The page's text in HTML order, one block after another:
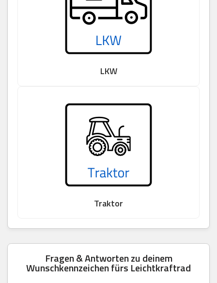
LKW
Traktor
Fragen & Antworten zu deinem
Wunschkennzeichen fürs Leichtkraftrad